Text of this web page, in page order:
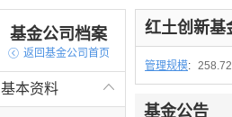
基金公司档案
 返回基金公司首页

基本资料
红土创新基
管理规模:
基金公告